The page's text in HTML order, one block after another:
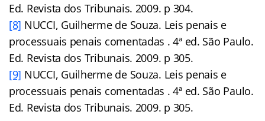
Ed. Revista dos Tribunais. 2009. p 304.
[8] NUCCI, Guilherme de Souza. Leis penais e
processuais penais comentadas . 4ª ed. São Paulo.
Ed. Revista dos Tribunais. 2009. p 305.
[9] NUCCI, Guilherme de Souza. Leis penais e
processuais penais comentadas . 4ª ed. São Paulo.
Ed. Revista dos Tribunais. 2009. p 305.